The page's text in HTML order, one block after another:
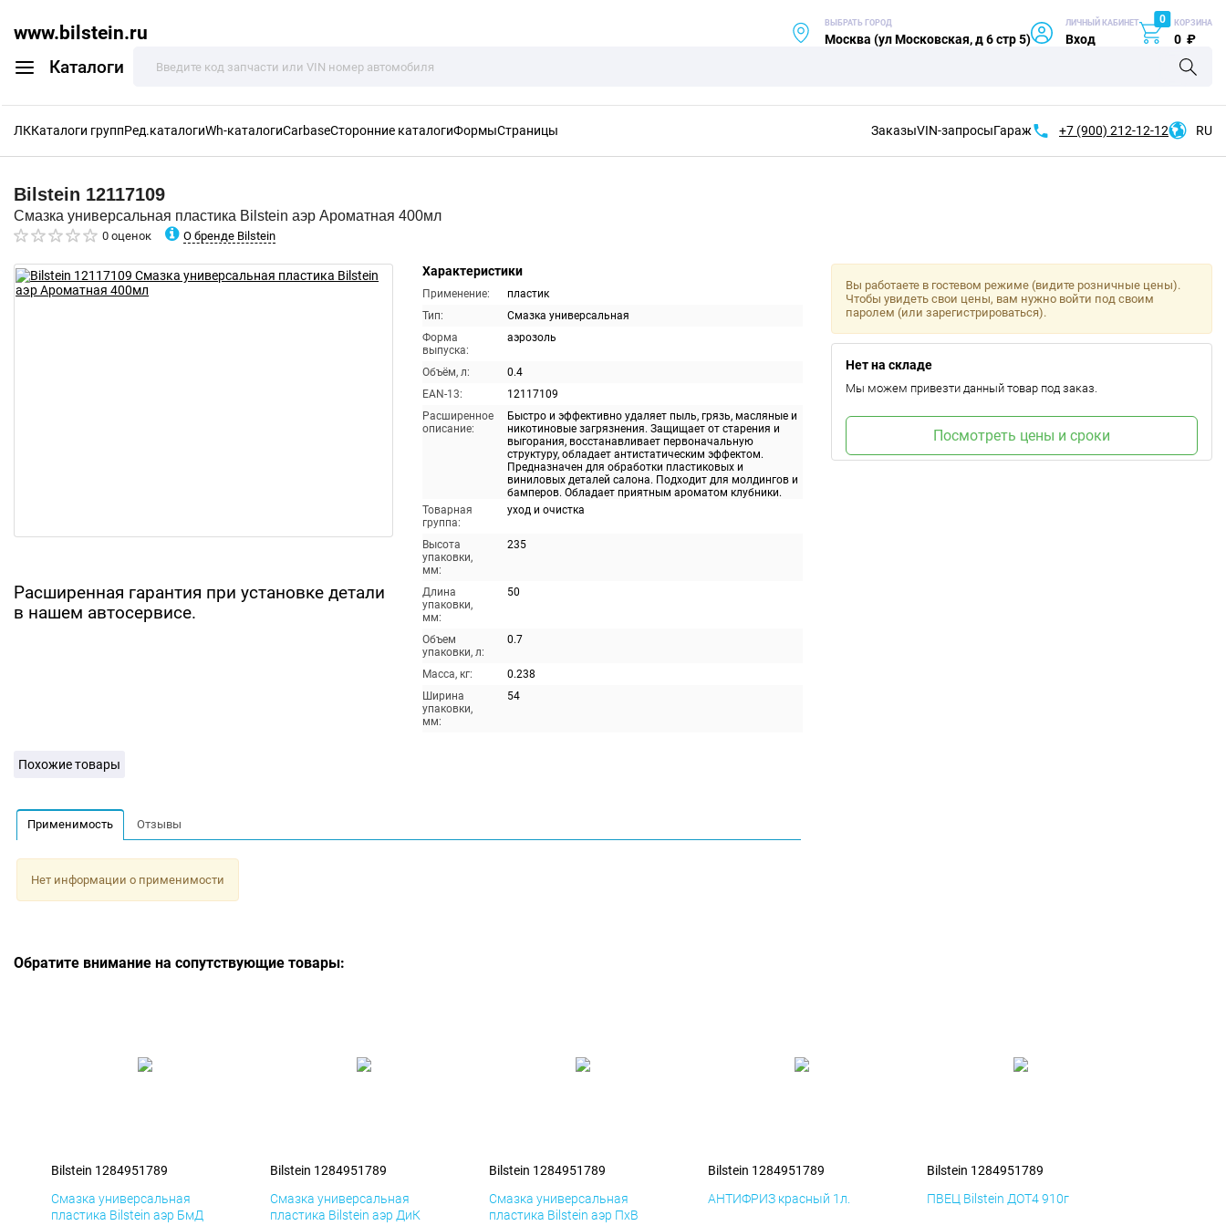
www.bilstein.ru
Каталоги
ВЫБРАТЬ ГОРОД
Москва (ул Московская, д 6 стр 5)
ЛИЧНЫЙ КАБИНЕТ
Вход
0 КОРЗИНА
0 ₽
ЛККаталоги группРед.каталогиWh-каталогиCarbaseСторонние каталогиФормыСтраницы ЗаказыVIN-запросыГараж +7 (900) 212-12-12 RU
Bilstein 12117109
Смазка универсальная пластика Bilstein аэр Ароматная 400мл
0 оценок О бренде Bilstein
Расширенная гарантия при установке детали
в нашем автосервисе.
Характеристики
Применение:
пластик
Тип:
Смазка универсальная
Форма
выпуска:
аэрозоль
Объём, л:
0.4
EAN-13:
12117109
Расширенное
описание:
Быстро и эффективно удаляет пыль, грязь, масляные и
никотиновые загрязнения. Защищает от старения и
выгорания, восстанавливает первоначальную
структуру, обладает антистатическим эффектом.
Предназначен для обработки пластиковых и
виниловых деталей салона. Подходит для молдингов и
бамперов. Обладает приятным ароматом клубники.
Товарная
группа:
уход и очистка
Высота
упаковки,
мм:
235
Длина
упаковки,
мм:
50
Объем
упаковки, л:
0.7
Масса, кг:
0.238
Ширина
упаковки,
мм:
54
Вы работаете в гостевом режиме (видите розничные цены).
Чтобы увидеть свои цены, вам нужно войти под своим
паролем (или зарегистрироваться).
Нет на складе
Мы можем привезти данный товар под заказ.
Посмотреть цены и сроки
Похожие товары
Применимость Отзывы
Нет информации о применимости
Обратите внимание на сопутствующие товары:
Bilstein 1284951789
Смазка универсальная
пластика Bilstein аэр БмД
Bilstein 1284951789
Смазка универсальная
пластика Bilstein аэр ДиК
Bilstein 1284951789
Смазка универсальная
пластика Bilstein аэр ПхВ
Bilstein 1284951789
АНТИФРИЗ красный 1л.
Bilstein 1284951789
ПВЕЦ Bilstein ДОТ4 910г